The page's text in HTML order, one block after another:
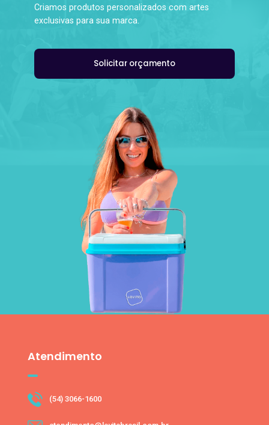
Criamos produtos personalizados com artes
exclusivas para sua marca.
Solicitar orçamento
Atendimento
(54) 3066-1600